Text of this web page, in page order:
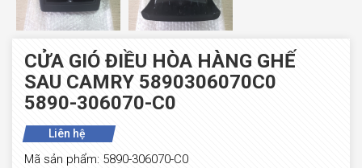
CỬA GIÓ ĐIỀU HÒA HÀNG GHẾ
SAU CAMRY 5890306070C0
5890-306070-C0
Liên hệ
Mã sản phẩm: 5890-306070-C0